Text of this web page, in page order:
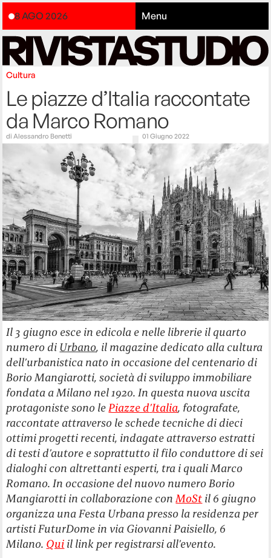
8 AGO 2026 Menu
Cultura
Le piazze d’Italia raccontate
da Marco Romano
diAlessandro Benetti 01 Giugno 2022
Il 3 giugno esce in edicola e nelle librerie il quarto
numero di Urbano, il magazine dedicato alla cultura
dell’urbanistica nato in occasione del centenario di
Borio Mangiarotti, società di sviluppo immobiliare
fondata a Milano nel 1920. In questa nuova uscita
protagoniste sono lePiazze d’Italia, fotografate,
raccontate attraverso le schede tecniche di dieci
ottimi progetti recenti, indagate attraverso estratti
di testi d’autore e soprattutto il filo conduttore di sei
dialoghi con altrettanti esperti, tra i quali Marco
Romano.In occasione del nuovo numero Borio
Mangiarotti in collaborazione conMoSt il 6 giugno
organizza una Festa Urbana presso la residenza per
artisti FuturDome in via Giovanni Paisiello, 6
Milano. Qui il link per registrarsi all’evento.